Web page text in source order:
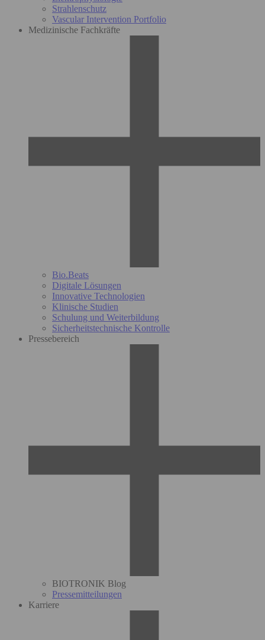
Strahlenschutz
Vascular Intervention Portfolio
Medizinische Fachkräfte
Bio.Beats
Digitale Lösungen
Innovative Technologien
Klinische Studien
Schulung und Weiterbildung
Sicherheitstechnische Kontrolle
Pressebereich
BIOTRONIK Blog
Pressemitteilungen
Karriere